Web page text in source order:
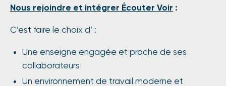
Nous rejoindre et intégrer Écouter Voir :
C’est faire le choix d’ :
Une enseigne engagée et proche de ses
collaborateurs
Un environnement de travail moderne et